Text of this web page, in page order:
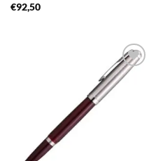
€92,50
Auf die
Merkliste